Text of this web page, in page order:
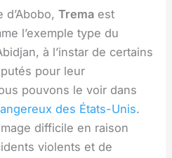
d’Abobo,Trema est
l’exemple type du
à l’instar de certains
pour leur
pouvons le voir dans
des États-Unis.
difficile en raison
violents et de